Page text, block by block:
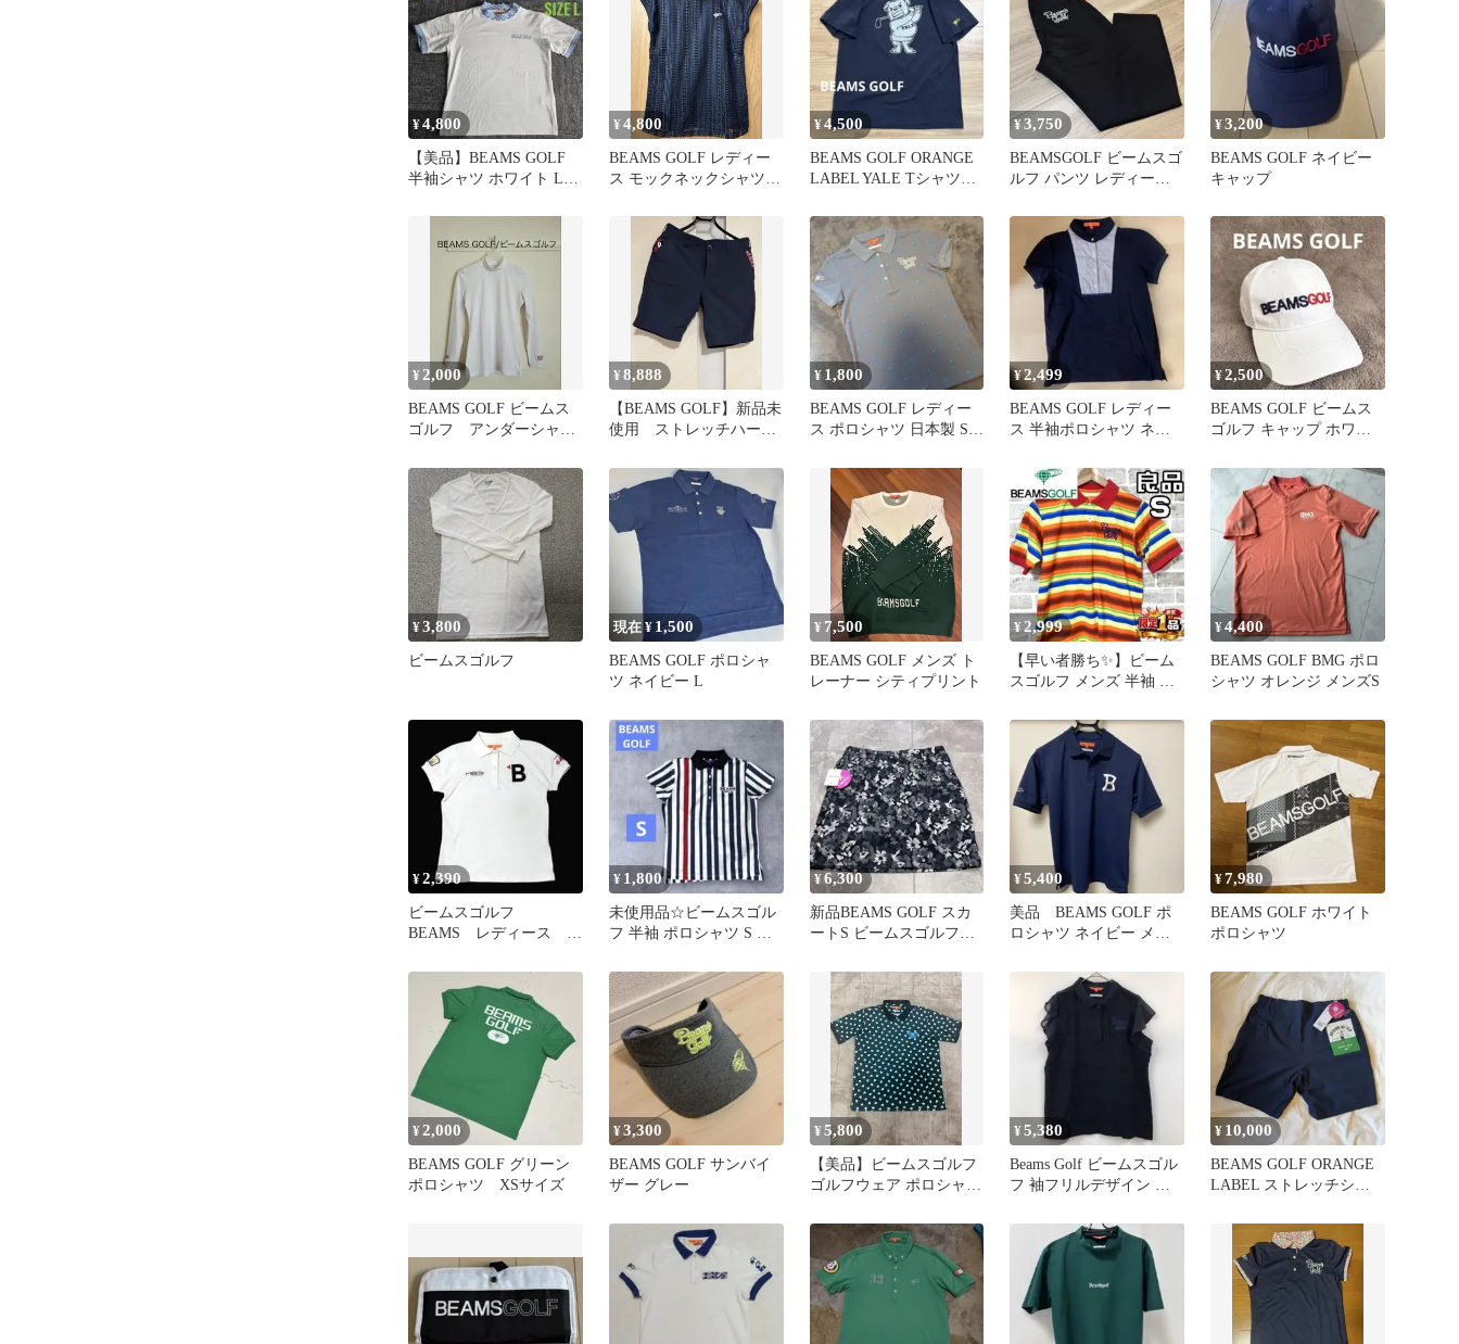
¥4,800
【美品】BEAMS GOLF
半袖シャツ ホワイト Lサ
¥4,800
BEAMS GOLF レディー
ス モックネックシャツ
¥4,500
BEAMS GOLF ORANGE
LABEL YALE Tシャツ
¥3,750
BEAMSGOLF ビームスゴ
ルフ パンツ レディース
¥3,200
BEAMS GOLF ネイビー
キャップ
¥2,000
BEAMS GOLF ビームス
ゴルフ アンダーシャ
¥8,888
【BEAMS GOLF】新品未
使用 ストレッチハーフ
ー
¥ 1,800
BEAMS GOLF レディー
ス ポロシャツ 日本製 Sサ
¥2,499
BEAMS GOLF レディー
ス 半袖ポロシャツ ネイ
¥2,500
BEAMS GOLF ビームス
ゴルフ キャップ ホワイ
¥3,800
ビームスゴルフ
現在 ¥ 1,500
BEAMS GOLF ポロシャ
ツ ネイビー L
¥ 7,500
BEAMS GOLF メンズ ト
レーナー シティプリント
¥2,999
【早い者勝ち✨】ビーム
スゴルフ メンズ 半袖 ポ
¥4,400
BEAMS GOLF BMG ポロ
シャツ オレンジ メンズS
¥2,390
ビームスゴルフ
BEAMS レディース 半
ズ ホワイト 白
¥ 1,800
未使用品☆ビームスゴル
フ 半袖 ポロシャツ S ス
¥6,300
新品BEAMS GOLF スカ
ートS ビームスゴルフ
¥5,400
美品 BEAMS GOLF ポ
ロシャツ ネイビー メン
¥7,980
BEAMS GOLF ホワイト
ポロシャツ
¥2,000
BEAMS GOLF グリーン
ポロシャツ XSサイズ
¥3,300
BEAMS GOLF サンバイ
ザー グレー
¥5,800
【美品】ビームスゴルフ
ゴルフウェア ポロシャツ
¥5,380
Beams Golf ビームスゴル
フ 袖フリルデザイン 半
¥ 10,000
BEAMS GOLF ORANGE
LABEL ストレッチショ